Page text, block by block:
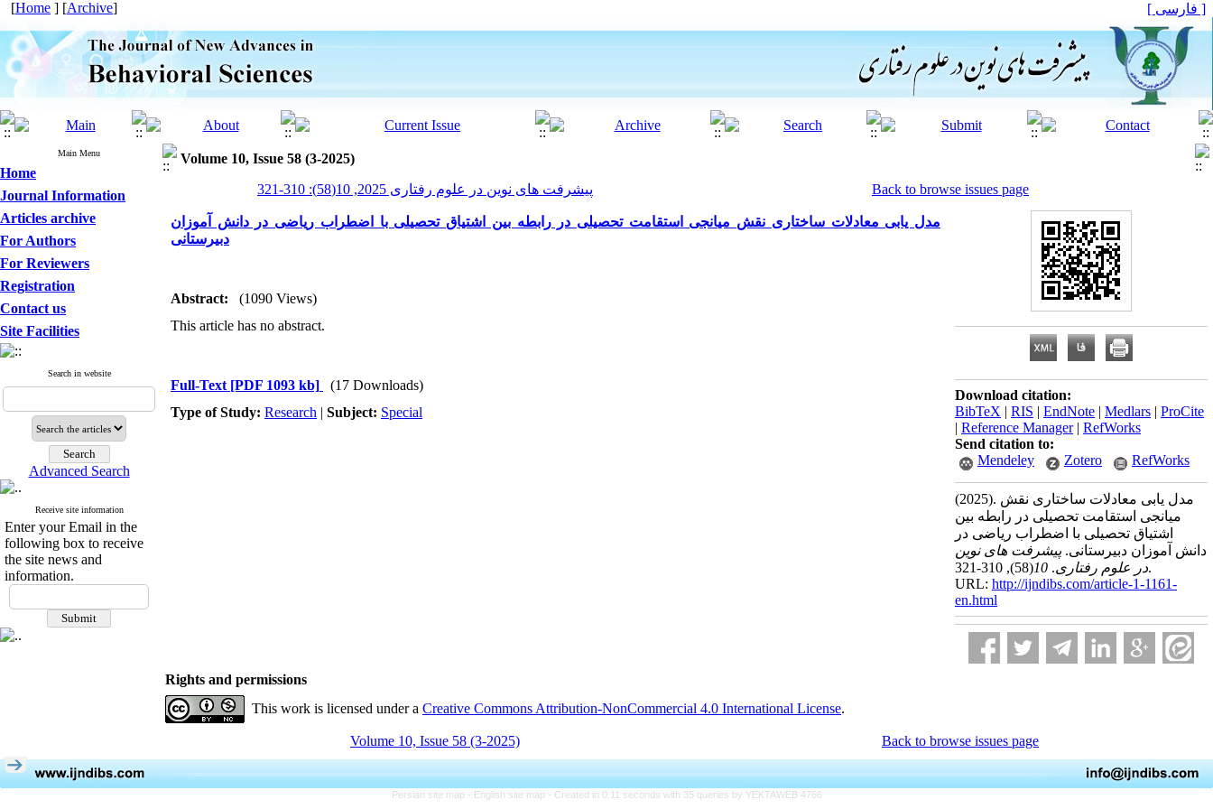
[Home ] [Archive] [ فارسی ]
Main Menu
Home
Journal Information
Articles archive
For Authors
For Reviewers
Registration
Contact us
Site Facilities
Search in website
Advanced Search
Receive site information
Enter your Email in the
following box to receive
the site news and
information.
Volume 10, Issue 58 (3-2025)
پیشرفت های نوین در علوم رفتاری 2025, 10(58): 310-321
Back to browse issues page
مدل یابی معادلات ساختاری نقش میانجی استقامت تحصیلی در رابطه بین اشتیاق تحصیلی با اضطراب‌ ریاضی در دانش آموزان
دبیرستانی
Abstract:
(1090 Views)
This article has no abstract.
Full-Text [PDF 1093 kb]
(17 Downloads)
Type of Study: Research | Subject: Special
Download citation:
BibTeX | RIS | EndNote | Medlars | ProCite
| Reference Manager| RefWorks
Send citation to:
Mendeley
Zotero RefWorks
(2025).
میانجی استقامت تحصیلی در رابطه بین
اشتیاق تحصیلی با اضطراب‌ ریاضی در
دانش آموزان دبیرستانی.پیشرفت های نوین
در علوم رفتاری.
10
(58)
, 310-321.
URL: http://ijndibs.com/article-1-1161-
en.html
Rights and permissions
This work is licensed under a Creative Commons Attribution-NonCommercial 4.0 International License.
Volume 10, Issue 58 (3-2025) Back to browse issues page
Persian site map - English site map - Created in 0.11 seconds with 35 queries by YEKTAWEB 4766